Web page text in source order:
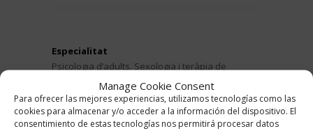
Manage Cookie Consent
Para ofrecer las mejores experiencias, utilizamos tecnologías como las
cookies para almacenar y/o acceder a la información del dispositivo. El
consentimiento de estas tecnologías nos permitirá procesar datos
Especialitat
Psicologia d’adults. Sexologia i teràpia de
Formació complementaria
Màster psicología clínica i de la salut. ISEP. Màster